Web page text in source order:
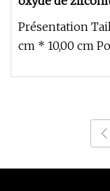
pureté
Présentation
cm * 10,00 cm